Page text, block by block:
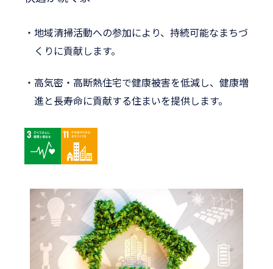
地域清掃活動への参加により、持続可能なまちづ
くりに貢献します。
高気密・高断熱住宅で健康被害を低減し、 健康増
進と長寿命に貢献する住まいを提供します。